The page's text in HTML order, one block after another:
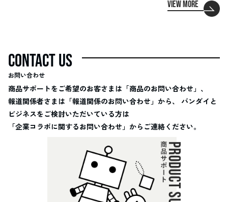
VIEW MORE
CONTACT US
お問い合わせ
商品サポートをご希望のお客さまは 「商品のお問い合わせ」、
報道関係者さまは 「報道関係のお問い合わせ」から、
バンダイと
ビジネスをご検討いただいている方は
「企業コラボに関するお問い合わせ」から ご連絡ください。